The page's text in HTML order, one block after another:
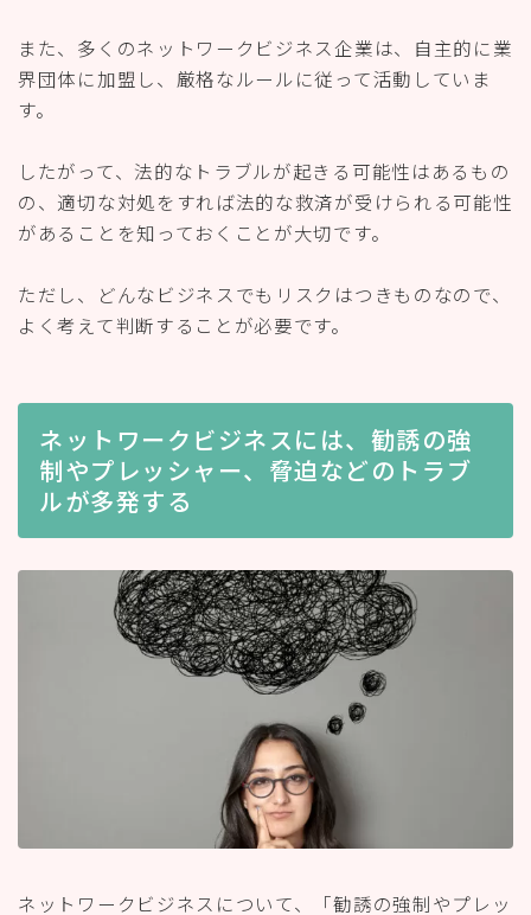
また、多くのネットワークビジネス企業は、自主的に業
界団体に加盟し、厳格なルールに従って活動していま
す。
したがって、法的なトラブルが起きる可能性はあるもの
の、適切な対処をすれば法的な救済が受けられる可能性
があることを知っておくことが大切です。
ただし、どんなビジネスでもリスクはつきものなので、
よく考えて判断することが必要です。
ネットワークビジネスには、勧誘の強
制やプレッシャー、脅迫などのトラブ
ルが多発する
ネットワークビジネスについて、「勧誘の強制やプレッ